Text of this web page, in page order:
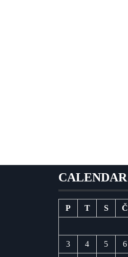
CALENDAR
P T S Č
3 4 5 6